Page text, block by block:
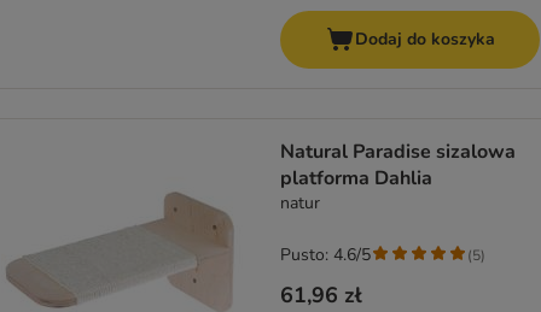
Dodaj do koszyka
Natural Paradise sizalowa
platforma Dahlia
natur
61,96 zł
Pusto: 4.6/5 (5)